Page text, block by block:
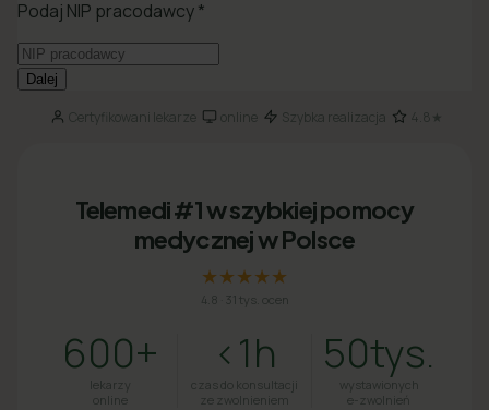
Certyfikowani lekarze· online· Szybka realizacja 4.8★
Telemedi #1 w szybkiej pomocy
medycznej w Polsce
★★★★★
4.8 31 tys. ocen
600+
lekarzy
online
<1h
czas do konsultacji
ze zwolnieniem
50tys.
wystawionych
e-zwolnień